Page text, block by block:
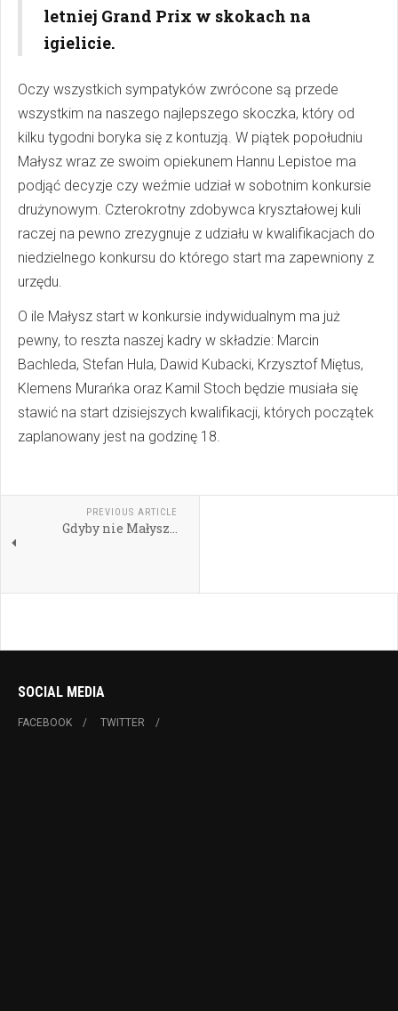
letniej Grand Prix w skokach na
igielicie.
Oczy wszystkich sympatyków zwrócone są przede
wszystkim na naszego najlepszego skoczka, który od
kilku tygodni boryka się z kontuzją. W piątek popołudniu
Małysz wraz ze swoim opiekunem Hannu Lepistoe ma
podjąć decyzje czy weźmie udział w sobotnim konkursie
drużynowym. Czterokrotny zdobywca kryształowej kuli
raczej na pewno zrezygnuje z udziału w kwalifikacjach do
niedzielnego konkursu do którego start ma zapewniony z
urzędu.
O ile Małysz start w konkursie indywidualnym ma już
pewny, to reszta naszej kadry w składzie: Marcin
Bachleda, Stefan Hula, Dawid Kubacki, Krzysztof Miętus,
Klemens Murańka oraz Kamil Stoch będzie musiała się
stawić na start dzisiejszych kwalifikacji, których początek
zaplanowany jest na godzinę 18.
PREVIOUS ARTICLE
Gdyby nie Małysz…
SOCIAL MEDIA
FACEBOOK TWITTER